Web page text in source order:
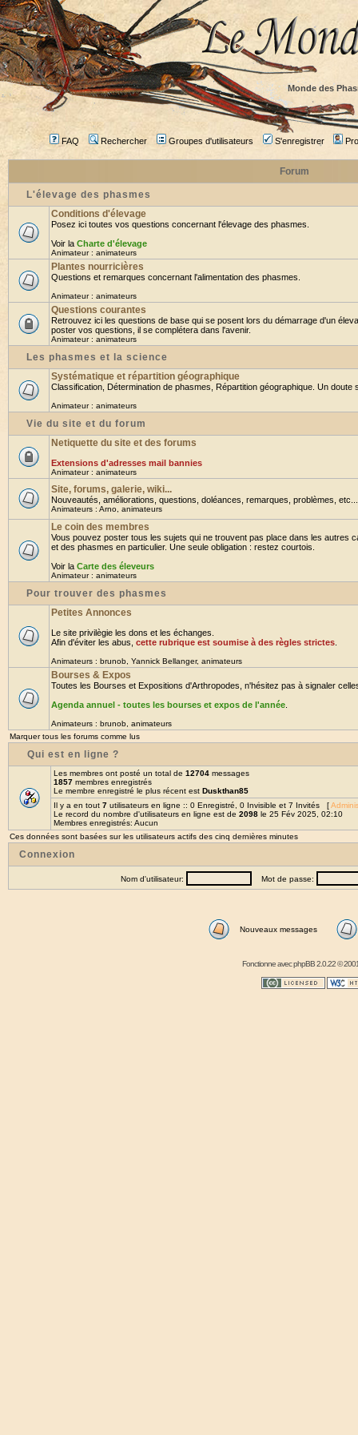
Monde des
FAQ Rechercher Groupes d'utilisateurs S'enregistrer
Forum
L'élevage des phasmes
Conditions d'élevage
Posez ici toutes vos questions concernant l'élevage des phasmes.
Voir la Charte d'élevage
Animateur : animateurs
Plantes nourricières
Questions et remarques concernant l'alimentation des phasmes.
Animateur : animateurs
Questions courantes
Retrouvez ici les questions de base qui se posent lors du démarrage d'un
poster vos questions, il se complétera dans l'avenir.
Animateur : animateurs
Les phasmes et la science
Systématique et répartition géographique
Classification, Détermination de phasmes, Répartition géographique. Un doute
Animateur : animateurs
Vie du site et du forum
Netiquette du site et des forums
Extensions d'adresses mail bannies
Animateur : animateurs
Site, forums, galerie, wiki...
Nouveautés, améliorations, questions, doléances, remarques, problèmes,
Animateurs : Arno animateurs
Le coin des membres
Vous pouvez poster tous les sujets qui ne trouvent pas place dans les autres
et des phasmes en particulier. Une seule obligation : restez courtois.
Voir la Carte des éleveurs
Animateur : animateurs
Pour trouver des phasmes
Petites Annonces
Le site privilègie les dons et les échanges.
Afin d'éviter les abus, cette rubrique est soumise à des règles strictes
Animateurs : brunob Yannick Bellanger, animateurs
Bourses & Expos
Toutes les Bourses et Expositions d'Arthropodes, n'hésitez pas à signaler
Agenda annuel - toutes les bourses et expos de l'année
Animateurs : brunob animateurs
Marquer tous les forums comme lus
Qui est en ligne ?
Les membres ont posté un total de 12704 messages
1857 membres enregistrés
Le membre enregistré le plus récent est Duskthan85
Il y a en tout 7 utilisateurs en ligne :: 0 Enregistré, 0 Invisible et 7 Invités [
Le record du nombre d'utilisateurs en ligne est de 2098 le 25 Fév 2025, 02:10
Membres enregistrés: Aucun
Ces données sont basées sur les utilisateurs actifs des cinq dernières minutes
Connexion
Nom d'utilisateur: Mot de passe:
Nouveaux messages
Fonctionne avecphpBB2.0.22 ©